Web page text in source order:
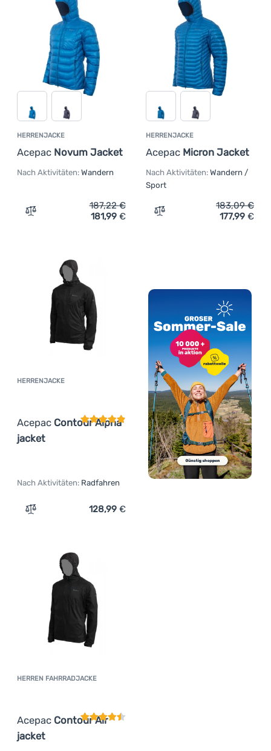
Anmelden /
Registrieren
HERRENJACKE
Acepac Novum Jacket
Nach Aktivitäten: Wandern
Zum Vergleich 'Herrenjacke Acepac Novum Jacket'
187,22€
181,99 €
HERRENJACKE
Acepac Micron Jacket
Nach Aktivitäten: Wandern /
Sport
Zum Vergleich
183,09€
177,99 €
HERRENJACKE
Acepac Contour Alpha
jacket
Kundenbewertung
Nach Aktivitäten: Radfahren
Zum Vergleich 'Herrenjacke Acepac Contour Alpha
128,99 €
HERREN FAHRRADJACKE
Acepac Contour Air
jacket
Kundenbewertung